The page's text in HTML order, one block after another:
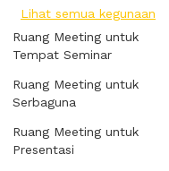
Lihat semua kegunaan
Ruang Meeting untuk
Tempat Seminar
Ruang Meeting untuk
Serbaguna
Ruang Meeting untuk
Presentasi